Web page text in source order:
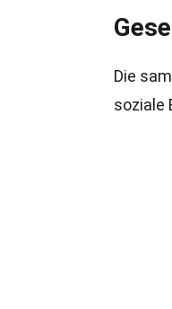
Die
soziale